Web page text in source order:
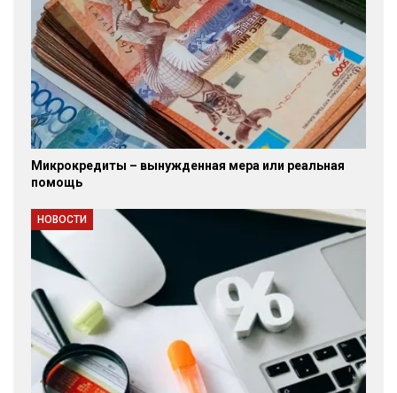
Микрокредиты – вынужденная мера или реальная
помощь
НОВОСТИ